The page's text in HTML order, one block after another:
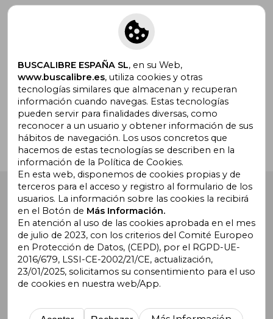
Suscríbete para recibir ofertas y
promociones
¿Necesitas ayuda?
Ir a Centro de Soporte
Buscalibre España . Calle Energía, 65, Nave 3 (08940),
Cornellà de Llobregat, Barcelona. Derechos Reservados.
Buscalibre Argentina| Buscalibre Chile
Buscalibre Uruguay|Buscalibre México|Buscalibre
BUSCALIBRE ESPAÑA SL, en su Web,
www.buscalibre.es, utiliza cookies y otras
tecnologías similares que almacenan y recuperan
información cuando navegas. Estas tecnologías
pueden servir para finalidades diversas, como
reconocer a un usuario y obtener información de sus
hábitos de navegación. Los usos concretos que
hacemos de estas tecnologías se describen en la
información de la Política de Cookies.
En esta web, disponemos de cookies propias y de
terceros para el acceso y registro al formulario de los
usuarios. La información sobre las cookies la recibirá
en el Botón de Más Información.
En atención al uso de las cookies aprobada en el mes
de julio de 2023, con los criterios del Comité Europeo
en Protección de Datos, (CEPD), por el RGPD-UE-
2016/679, LSSI-CE-2002/21/CE, actualización,
23/01/2025, solicitamos su consentimiento para el uso
de cookies en nuestra web/App.